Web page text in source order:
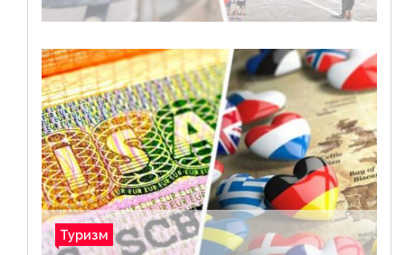
Туризм